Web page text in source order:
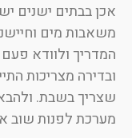
אכן בבתים ישנים
משאבות מים
המדריך ולוודא
ובדירה מצריכות
שצריך בשבת.
מערכת לפנות שוב